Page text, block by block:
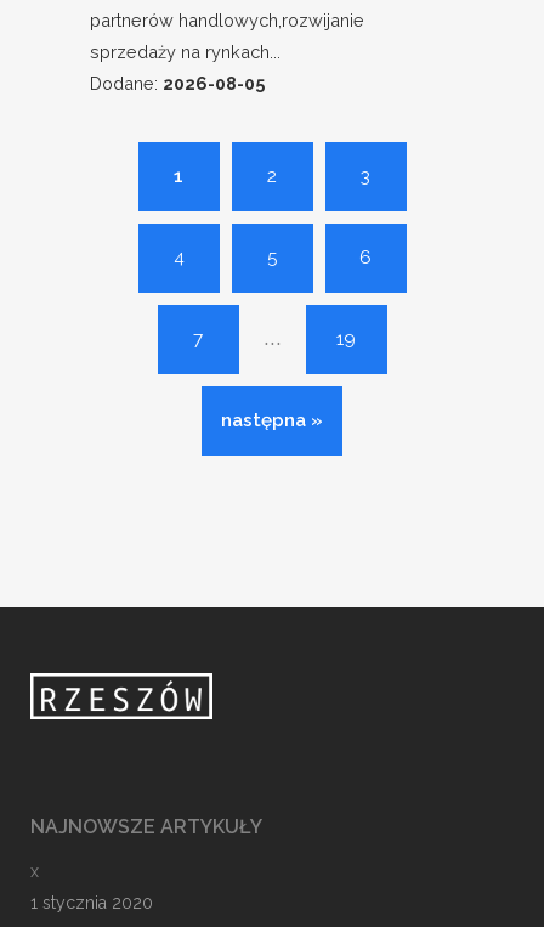
partnerów handlowych,rozwijanie
sprzedaży na rynkach...
Dodane: 2026-08-05
1 2 3
4 5 6
7 ... 19
następna »
NAJNOWSZE ARTYKUŁY
x
1 stycznia 2020